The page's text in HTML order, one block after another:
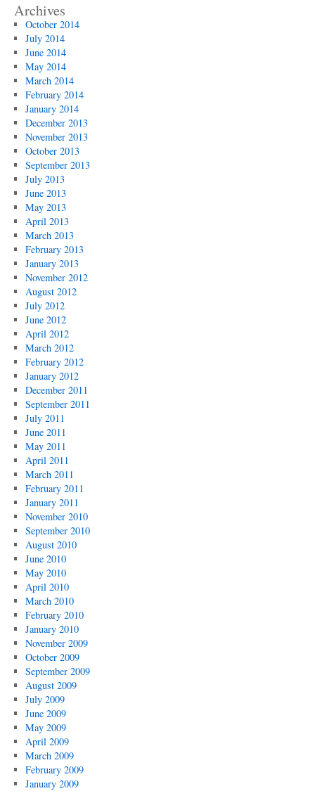
Archives
October 2014
July 2014
June 2014
May 2014
March 2014
February 2014
January 2014
December 2013
November 2013
October 2013
September 2013
July 2013
June 2013
May 2013
April 2013
March 2013
February 2013
January 2013
November 2012
August 2012
July 2012
June 2012
April 2012
March 2012
February 2012
January 2012
December 2011
September 2011
July 2011
June 2011
May 2011
April 2011
March 2011
February 2011
January 2011
November 2010
September 2010
August 2010
June 2010
May 2010
April 2010
March 2010
February 2010
January 2010
November 2009
October 2009
September 2009
August 2009
July 2009
June 2009
May 2009
April 2009
March 2009
February 2009
January 2009